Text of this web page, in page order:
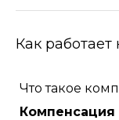
Как работает
Что такое
Компенсация